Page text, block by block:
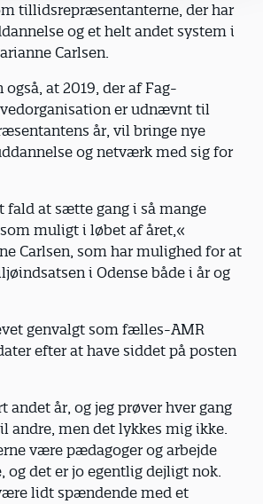
tillidsrepræsentanterne, der har
og et helt andet system i
Carlsen.
også, at 2019, der af Fag­
er udnævnt til
år, vil bringe nye
og netværk med sig for
fald at sætte gang i så mange
muligt i løbet af året,«
Carlsen, som har mulighed for at
i Odense både i år og
genvalgt som fælles-AMR
efter at have siddet på ­posten
andet år, og jeg prøver hver gang
andre, men det lykkes mig ikke.
være pædagoger og arbejde
og det er jo egentlig dejligt nok.
lidt spændende med et